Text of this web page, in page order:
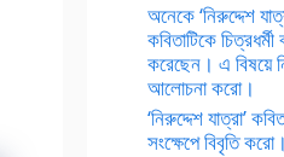
অনেকে ‘নিরুদ্দেশ
কবিতাটিকে চিত্রধর্মী
করেছেন। এ বিষয়ে
আলোচনা করো।
‘নিরুদ্দেশ যাত্রা’
সংক্ষেপে বিবৃতি করো।